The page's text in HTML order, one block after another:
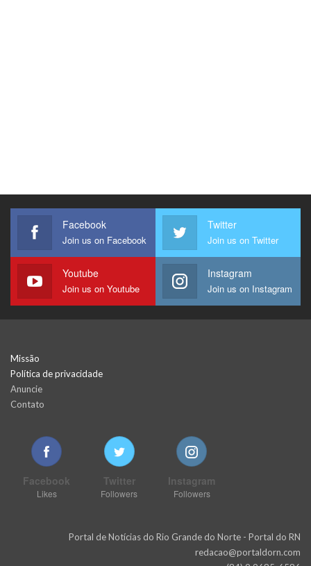
Facebook
Join us on Facebook
Twitter
Join us on Twitter
Youtube
Join us on Youtube
Instagram
Join us on Instagram
Missão
Política de privacidade
Anuncie
Contato
Facebook
Likes
Twitter
Followers
Instagram
Followers
Portal de Notícias do Rio Grande do Norte - Portal do RN
redacao@portaldorn.com